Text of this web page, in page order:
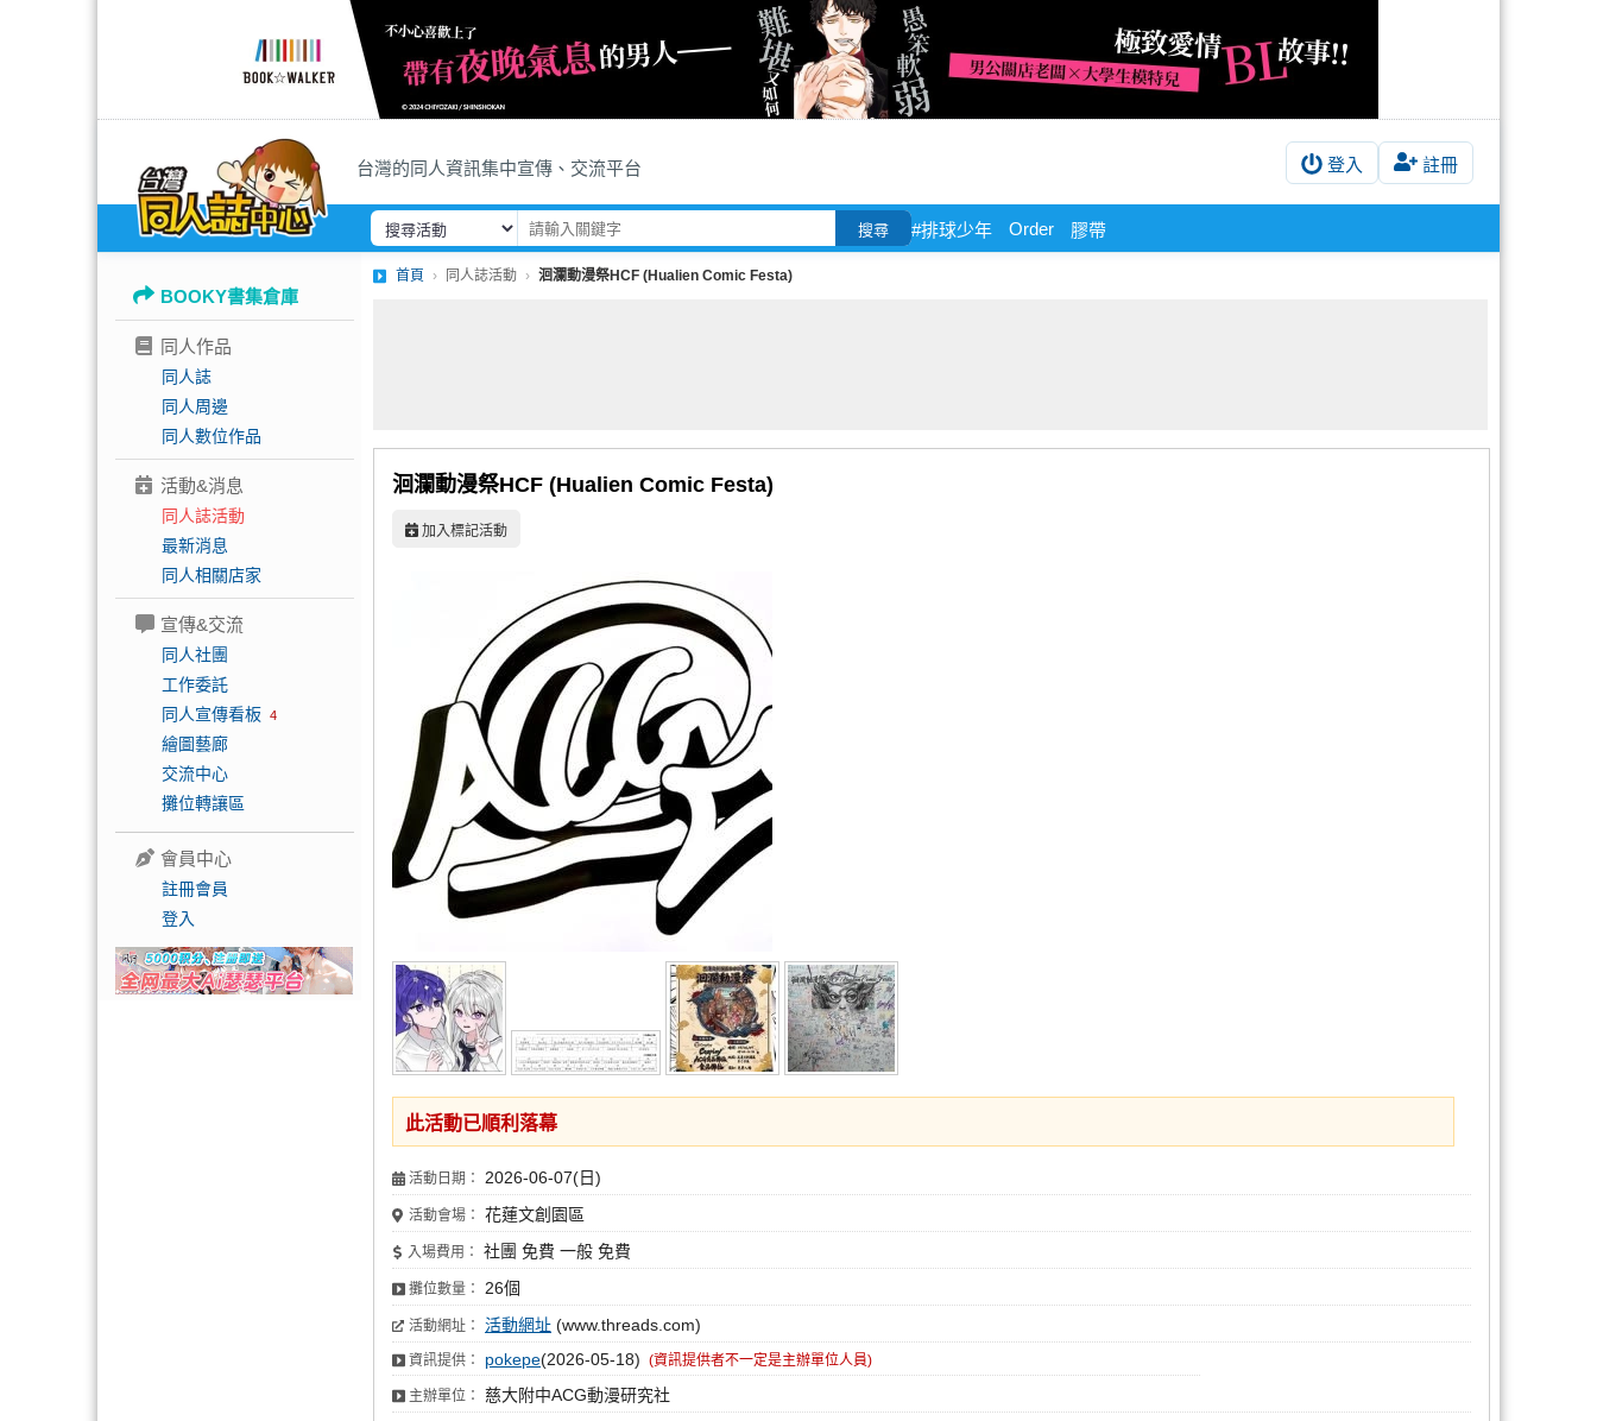
台灣的同人資訊集中宣傳、交流平台 登入 註冊
搜尋 #排球少年 Order 膠帶
BOOKY書集倉庫
同人作品
同人誌
同人周邊
同人數位作品
活動&消息
同人誌活動
最新消息
同人相關店家
宣傳&交流
同人社團
工作委託
同人宣傳看板 4
繪圖藝廊
交流中心
攤位轉讓區
會員中心
註冊會員
登入
首頁 同人誌活動 洄瀾動漫祭HCF (Hualien Comic Festa)
洄瀾動漫祭HCF (Hualien Comic Festa)
加入標記活動
此活動已順利落幕
活動日期： 2026-06-07(日)
活動會場： 花蓮文創園區
入場費用： 社團 免費 一般 免費
攤位數量： 26個
活動網址： 活動網址 (www.threads.com)
資訊提供： pokepe(2026-05-18) (資訊提供者不一定是主辦單位人員)
主辦單位： 慈大附中ACG動漫研究社